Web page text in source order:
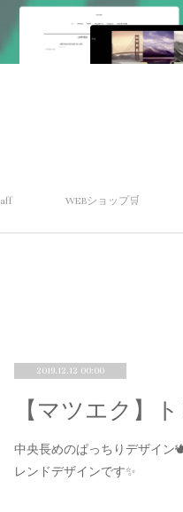
WEBショップ🛒
2019.12.12 00:00
【マツエク】
中央長めのぱっちりデザイン
レンドデザインです✨